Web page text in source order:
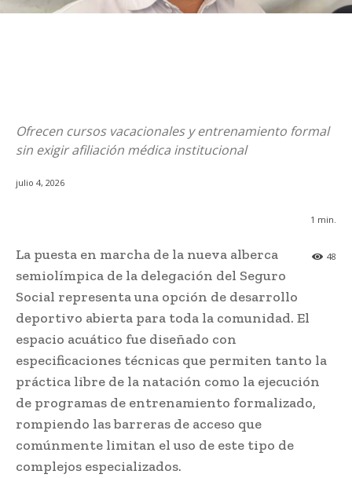
Ofrecen cursos vacacionales y entrenamiento formal
sin exigir afiliación médica institucional
julio 4, 2026
1 min.
48
La puesta en marcha de la nueva alberca
semiolímpica de la delegación del Seguro
Social representa una opción de desarrollo
deportivo abierta para toda la comunidad. El
espacio acuático fue diseñado con
especificaciones técnicas que permiten tanto la
práctica libre de la natación como la ejecución
de programas de entrenamiento formalizado,
rompiendo las barreras de acceso que
comúnmente limitan el uso de este tipo de
complejos especializados.